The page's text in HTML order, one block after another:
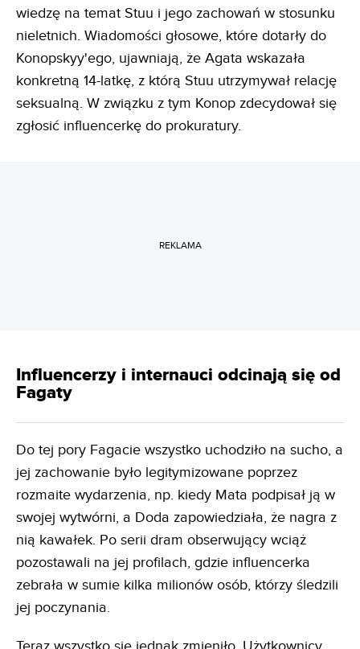
wiedzę na temat Stuu i jego zachowań w stosunku
nieletnich. Wiadomości głosowe, które dotarły do
Konopskyy'ego, ujawniają, że Agata wskazała
konkretną 14-latkę, z którą Stuu utrzymywał relację
seksualną. W związku z tym Konop zdecydował się
zgłosić influencerkę do prokuratury.
REKLAMA
Influencerzy i internauci odcinają się od
Fagaty
Do tej pory Fagacie wszystko uchodziło na sucho, a
jej zachowanie było legitymizowane poprzez
rozmaite wydarzenia, np. kiedy Mata podpisał ją w
swojej wytwórni, a Doda zapowiedziała, że nagra z
nią kawałek. Po serii dram obserwujący wciąż
pozostawali na jej profilach, gdzie influencerka
zebrała w sumie kilka milionów osób, którzy śledzili
jej poczynania.